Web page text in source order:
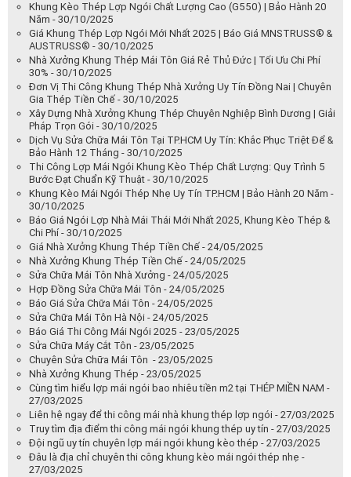
Khung Kèo Thép Lợp Ngói Chất Lượng Cao (G550) | Bảo Hành 20
Năm - 30/10/2025
Giá Khung Thép Lợp Ngói Mới Nhất 2025 | Báo Giá MNSTRUSS® &
AUSTRUSS® - 30/10/2025
Nhà Xưởng Khung Thép Mái Tôn Giá Rẻ Thủ Đức | Tối Ưu Chi Phí
30% - 30/10/2025
Đơn Vị Thi Công Khung Thép Nhà Xưởng Uy Tín Đồng Nai | Chuyên
Gia Thép Tiền Chế - 30/10/2025
Xây Dựng Nhà Xưởng Khung Thép Chuyên Nghiệp Bình Dương | Giải
Pháp Trọn Gói - 30/10/2025
Dịch Vụ Sửa Chữa Mái Tôn Tại TP.HCM Uy Tín: Khắc Phục Triệt Để &
Bảo Hành 12 Tháng - 30/10/2025
Thi Công Lợp Mái Ngói Khung Kèo Thép Chất Lượng: Quy Trình 5
Bước Đạt Chuẩn Kỹ Thuật - 30/10/2025
Khung Kèo Mái Ngói Thép Nhẹ Uy Tín TP.HCM | Bảo Hành 20 Năm -
30/10/2025
Báo Giá Ngói Lợp Nhà Mái Thái Mới Nhất 2025, Khung Kèo Thép &
Chi Phí - 30/10/2025
Giá Nhà Xưởng Khung Thép Tiền Chế - 24/05/2025
Nhà Xưởng Khung Thép Tiền Chế - 24/05/2025
Sửa Chữa Mái Tôn Nhà Xưởng - 24/05/2025
Hợp Đồng Sửa Chữa Mái Tôn - 24/05/2025
Báo Giá Sửa Chữa Mái Tôn - 24/05/2025
Sửa Chữa Mái Tôn Hà Nội - 24/05/2025
Báo Giá Thi Công Mái Ngói 2025 - 23/05/2025
Sửa Chữa Máy Cắt Tôn - 23/05/2025
Chuyên Sửa Chữa Mái Tôn - 23/05/2025
Nhà Xưởng Khung Thép - 23/05/2025
Cùng tìm hiểu lợp mái ngói bao nhiêu tiền m2 tại THÉP MIỀN NAM -
27/03/2025
Liên hệ ngay để thi công mái nhà khung thép lợp ngói - 27/03/2025
Truy tìm địa điểm thi công mái ngói khung thép uy tín - 27/03/2025
Đội ngũ uy tín chuyên lợp mái ngói khung kèo thép - 27/03/2025
Đâu là địa chỉ chuyên thi công khung kèo mái ngói thép nhẹ -
27/03/2025